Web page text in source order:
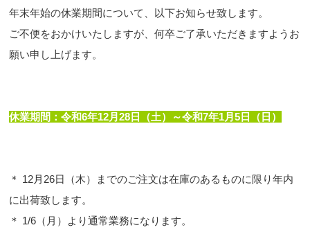
年末年始の休業期間について、以下お知らせ致します。
ご不便をおかけいたしますが、何卒ご了承いただきますようお
願い申し上げます。
休業期間：令和6年12月28日（土）～令和7年1月5日（日）
＊ 12月26日（木）までのご注文は在庫のあるものに限り年内
に出荷致します。
＊ 1/6（月）より通常業務になります。